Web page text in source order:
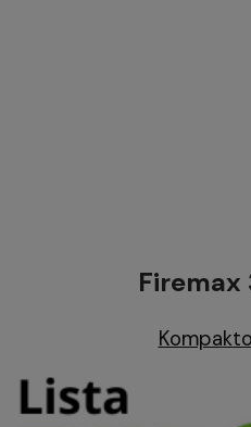
Firemax